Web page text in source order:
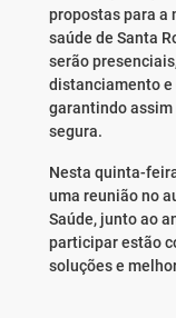
propostas para a
saúde de Santa
serão
distanciamento e
garantindo assim
segura.
Nesta quinta-
uma reunião no
Saúde, junto ao
participar estão
soluções e